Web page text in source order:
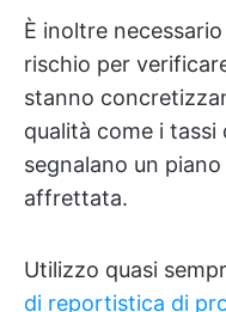
È inoltre
rischio per
stanno
qualità come i
segnalano un
affrettata.
Utilizzo quasi
di reportistica di